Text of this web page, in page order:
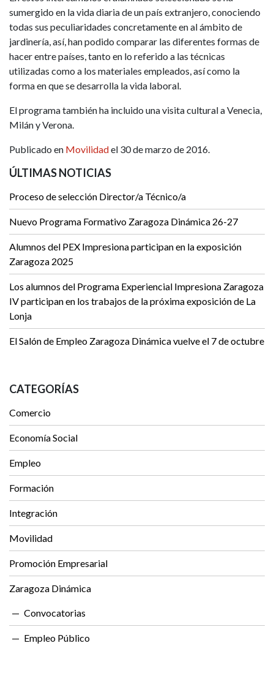
sumergido en la vida diaria de un país extranjero, conociendo
todas sus peculiaridades concretamente en al ámbito de
jardinería, así, han podido comparar las diferentes formas de
hacer entre países, tanto en lo referido a las técnicas
utilizadas como a los materiales empleados, así como la
forma en que se desarrolla la vida laboral.
El programa también ha incluido una visita cultural a Venecia,
Milán y Verona.
Publicado en Movilidadel 30 de marzo de 2016.
ÚLTIMAS NOTICIAS
Proceso de selección Director/a Técnico/a
Nuevo Programa Formativo Zaragoza Dinámica 26-27
Alumnos del PEX Impresiona participan en la exposición
Zaragoza 2025
Los alumnos del Programa Experiencial Impresiona Zaragoza
IV participan en los trabajos de la próxima exposición de La
Lonja
El Salón de Empleo Zaragoza Dinámica vuelve el 7 de octubre
CATEGORÍAS
Comercio
Economía Social
Empleo
Formación
Integración
Movilidad
Promoción Empresarial
Zaragoza Dinámica
Convocatorias
Empleo Público